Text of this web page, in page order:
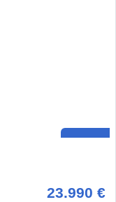
23.990 €